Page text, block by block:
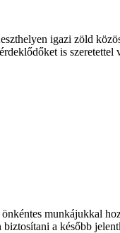
igazi zöld
is szeretettel
munkájukkal
a később